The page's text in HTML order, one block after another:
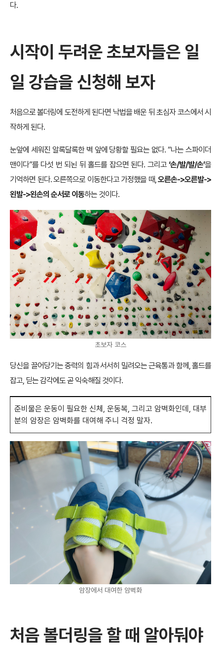
다.
시작이 두려운 초보자들은 일
일 강습을 신청해 보자
처음으로 볼더링에 도전하게 된다면 낙법을 배운 뒤 초심자 코스에서 시
작하게 된다.
눈앞에 세워진 알록달록한 벽 앞에 당황할 필요는 없다. “나는 스파이더
맨이다”를 다섯 번 되뇐 뒤 홀드를 잡으면 된다. 그리고 ‘손/발/발/손’을
기억하면 된다. 오른쪽으로 이동한다고 가정했을 때,오른손->오른발->
왼발->왼손의 순서로 이동하는 것이다.
초보자 코스
당신을 끌어당기는 중력의 힘과 서서히 밀려오는 근육통과 함께, 홀드를
잡고, 딛는 감각에도 곧 익숙해질 것이다.
준비물은 운동이 필요한 신체, 운동복, 그리고 암벽화인데, 대부
분의 암장은 암벽화를 대여해 주니 걱정 말자.
암장에서 대여한 암벽화
처음 볼더링을 할 때 알아둬야